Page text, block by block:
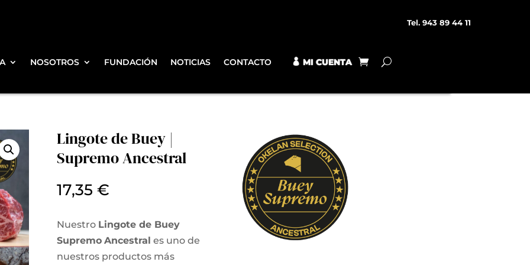
Tel. 943 89 44 11
NOSOTROS FUNDACIÓN NOTICIAS CONTACTO MI CUENTA
Lingote de Buey |
Supremo Ancestral
17,35€
Nuestro Lingote de Buey
Supremo Ancestral es uno de
nuestros productos más